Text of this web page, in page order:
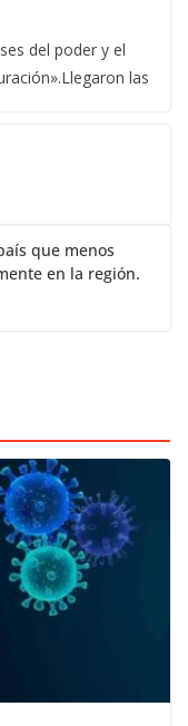
del poder y el
las
que menos
en la región.